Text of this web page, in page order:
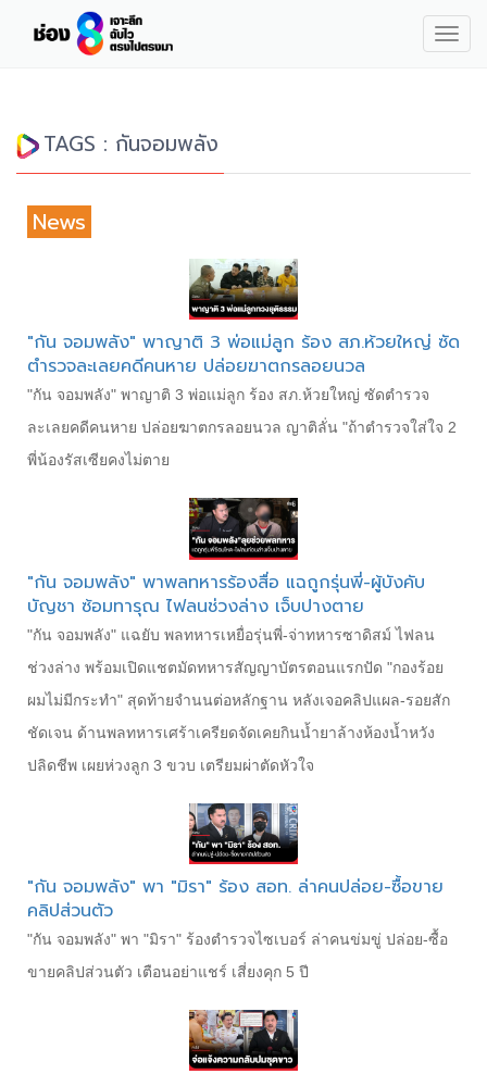
TAGS : กันจอมพลัง
News
"กัน จอมพลัง" พาญาติ 3 พ่อแม่ลูก ร้อง สภ.ห้วยใหญ่ ซัด
ตำรวจละเลยคดีคนหาย ปล่อยฆาตกรลอยนวล
"กัน จอมพลัง" พาญาติ 3 พ่อแม่ลูก ร้อง สภ.ห้วยใหญ่ ซัดตำรวจ
ละเลยคดีคนหาย ปล่อยฆาตกรลอยนวล ญาติลั่น "ถ้าตำรวจใส่ใจ 2
พี่น้องรัสเซียคงไม่ตาย
"กัน จอมพลัง" พาพลทหารร้องสื่อ แฉถูกรุ่นพี่-ผู้บังคับ
บัญชา ซ้อมทารุณ ไฟลนช่วงล่าง เจ็บปางตาย
"กัน จอมพลัง" แฉยับ พลทหารเหยื่อรุ่นพี่-จ่าทหารซาดิสม์ ไฟลน
ช่วงล่าง พร้อมเปิดแชตมัดทหารสัญญาบัตรตอนแรกปัด "กองร้อย
ผมไม่มีกระทำ" สุดท้ายจำนนต่อหลักฐาน หลังเจอคลิปแผล-รอยสัก
ชัดเจน ด้านพลทหารเศร้าเครียดจัดเคยกินน้ำยาล้างห้องน้ำหวัง
ปลิดชีพ เผยห่วงลูก 3 ขวบ เตรียมผ่าตัดหัวใจ
"กัน จอมพลัง" พา "มิรา" ร้อง สอท. ล่าคนปล่อย-ซื้อขาย
คลิปส่วนตัว
"กัน จอมพลัง" พา "มิรา" ร้องตำรวจไซเบอร์ ล่าคนข่มขู่ ปล่อย-ซื้อ
ขายคลิปส่วนตัว เตือนอย่าแชร์ เสี่ยงคุก 5 ปี